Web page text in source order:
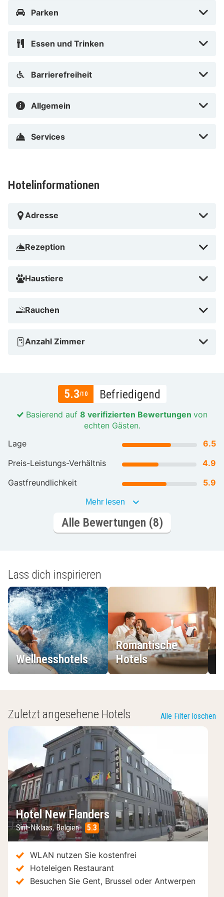
große Städte wie Antwerpen leicht zu erreichen.
Parken
Essen und Trinken
Barrierefreiheit
Allgemein
Services
Hotelinformationen
Adresse
Rezeption
Haustiere
Rauchen
Anzahl Zimmer
5.3/10 Befriedigend
Basierend auf 8 verifizierten Bewertungen von
echten Gästen.
Lage
6.5
Preis-Leistungs-Verhältnis
4.9
Gastfreundlichkeit
5.9
Mehr lesen
Alle Bewertungen (8)
Lass dich inspirieren
Wellnesshotels
Romantische
Hotels
Zuletzt angesehene Hotels Alle Filter löschen
Hotel New Flanders
Sint-Niklaas,Belgien 5.3
/10
WLAN nutzen Sie kostenfrei
Hoteleigen Restaurant
Besuchen Sie Gent, Brussel oder Antwerpen